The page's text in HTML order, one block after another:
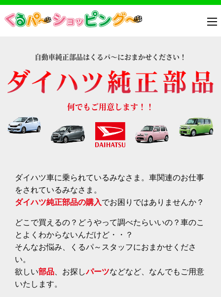
自動車純正部品はくるパ～におまかせください！
何でもご用意します！！
ダイハツ車に乗られているみなさま。車関連のお仕事
をされているみなさま。
ダイハツ純正部品の購入でお困りではありませんか？
どこで買えるの？どうやって調べたらいいの？車のこ
とよくわからないんだけど・・？
そんなお悩み、くるパ～スタッフにおまかせくださ
い。
欲しい部品 、お探しパーツなどなど、なんでもご用意
いたします。